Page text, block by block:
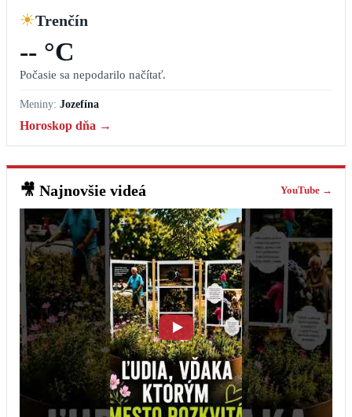
☀Trenčín
-- °C
Počasie sa nepodarilo načítať.
Meniny: Jozefína
Horoskop dňa →
🎥 Najnovšie videá YouTube →
Trenčín spustil nové nabíjacie stanice pre elektromobily #trencin
5. augusta 2026
‹ ›
Najčítanejšie
Denný horoskop
6. augusta 2026